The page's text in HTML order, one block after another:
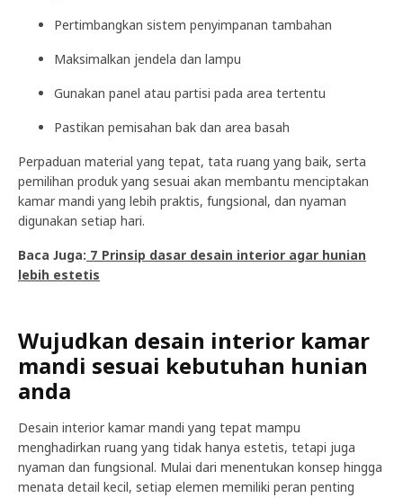
Pertimbangkan sistem penyimpanan tambahan
Maksimalkan jendela dan lampu
Gunakan panel atau partisi pada area tertentu
Pastikan pemisahan bak dan area basah
Perpaduan material yang tepat, tata ruang yang baik, serta
pemilihan produk yang sesuai akan membantu menciptakan
kamar mandi yang lebih praktis, fungsional, dan nyaman
digunakan setiap hari.
Baca Juga: 7 Prinsip dasar desain interior agar hunian
lebih estetis
Wujudkan desain interior kamar
mandi sesuai kebutuhan hunian
anda
Desain interior kamar mandi yang tepat mampu
menghadirkan ruang yang tidak hanya estetis, tetapi juga
nyaman dan fungsional. Mulai dari menentukan konsep hingga
menata detail kecil, setiap elemen memiliki peran penting